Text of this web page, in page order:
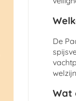
De
Wat